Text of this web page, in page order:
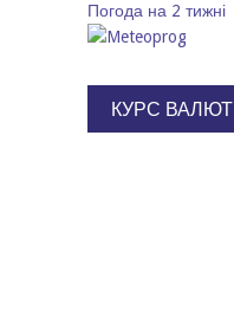
Погода на 2 тижні
КУРС ВАЛЮТ